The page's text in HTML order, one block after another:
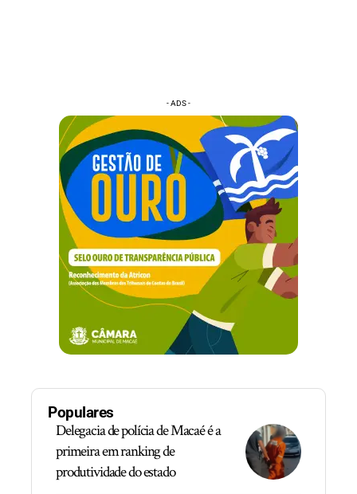
- ADS -
Populares
Delegacia de polícia de Macaé é a
primeira em ranking de
produtividade do estado